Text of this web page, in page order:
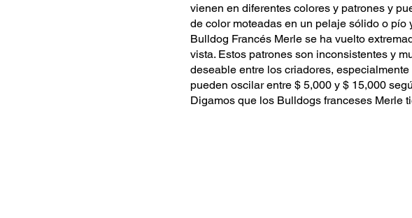
vienen en diferentes colores y patrones y
de color moteadas en un pelaje sólido o
Bulldog Francés Merle se ha vuelto
vista. Estos patrones son inconsistentes y
deseable entre los criadores,
pueden oscilar entre $ 5,000 y $ 15,000
Digamos que los Bulldogs franceses Merle